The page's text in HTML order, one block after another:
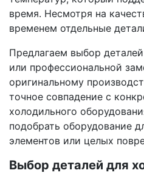
время. Несмотря на
временем отдельные
Предлагаем выбор
или профессиональной
оригинальному
точное совпадение с
холодильного
подобрать оборудование
элементов или целых
Выбор деталей для